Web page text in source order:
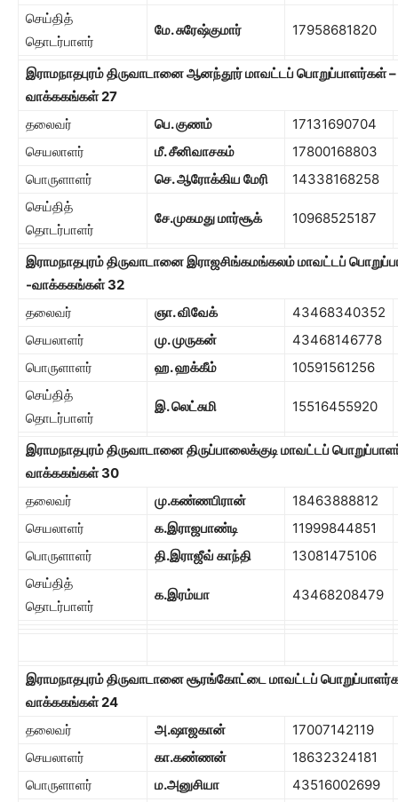
செய்தித்
தொடர்பாளர்
மே. சுரேஷ்குமார் 17958681820
இராமநாதபுரம் திருவாடானை ஆனந்தூர் மாவட்டப் பொறுப்பாளர்கள் –
வாக்ககங்கள்27
தலைவர்
பெ. குணம்
17131690704
செயலாளர்
மீ. சீனிவாசகம்
17800168803
பொருளாளர்
செ. ஆரோக்கிய மேரி
14338168258
செய்தித்
தொடர்பாளர்
சே.முகமது மார்சூக் 10968525187
இராமநாதபுரம் திருவாடானை இராஜசிங்கமங்கலம் மாவட்டப்
-வாக்ககங்கள்32
தலைவர்
ஞா. விவேக்
43468340352
செயலாளர்
மு. முருகன்
43468146778
பொருளாளர்
ஹ. ஹக்கீம்
10591561256
செய்தித்
தொடர்பாளர்
இ. லெட்சுமி 15516455920
இராமநாதபுரம் திருவாடானை திருப்பாலைக்குடி மாவட்டப்
வாக்ககங்கள்30
தலைவர்
மு.கண்ணபிரான்
18463888812
செயலாளர்
க.இராஜபாண்டி
11999844851
பொருளாளர்
தி.இராஜீவ் காந்தி
13081475106
செய்தித்
தொடர்பாளர்
க.இரம்யா 43468208479
இராமநாதபுரம் திருவாடானை சூரங்கோட்டை மாவட்டப்
வாக்ககங்கள்24
தலைவர்
அ.ஷாஜகான்
17007142119
செயலாளர்
கா.கண்ணன்
18632324181
பொருளாளர்
ம.அனுசியா
43516002699